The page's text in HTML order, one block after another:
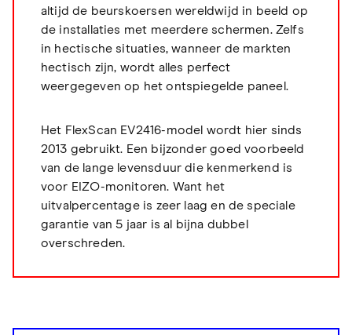
altijd de beurskoersen wereldwijd in beeld op
de installaties met meerdere schermen. Zelfs
in hectische situaties, wanneer de markten
hectisch zijn, wordt alles perfect
weergegeven op het ontspiegelde paneel.
Het FlexScan EV2416-model wordt hier sinds
2013 gebruikt. Een bijzonder goed voorbeeld
van de lange levensduur die kenmerkend is
voor EIZO-monitoren. Want het
uitvalpercentage is zeer laag en de speciale
garantie van 5 jaar is al bijna dubbel
overschreden.